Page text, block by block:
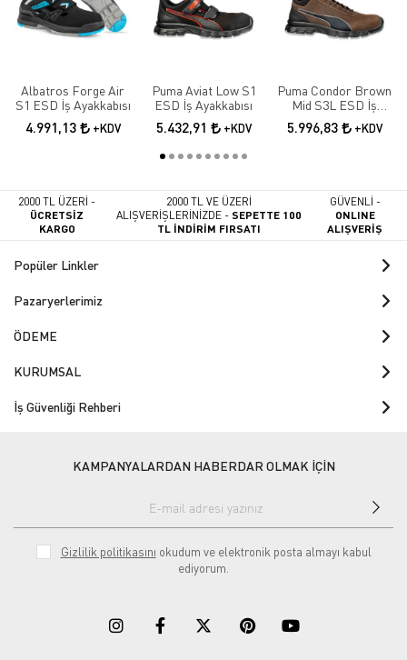
Albatros Forge Air
S1 ESD İş Ayakkabısı
4.991,13 +KDV
Puma Aviat Low S1
ESD İş Ayakkabısı
5.432,91 +KDV
Puma Condor Brown
Mid S3L ESD İş
Ayakkabısı
5.996,83 +KDV
2000 TL ÜZERİ -
ÜCRETSİZ
KARGO
2000 TL VE ÜZERİ
ALIŞVERİŞLERİNİZDE -SEPETTE 100
TL İNDİRİM FIRSATI
GÜVENLİ -
ONLINE
ALIŞVERİŞ
Popüler Linkler
Pazaryerlerimiz
ÖDEME
KURUMSAL
İş Güvenliği Rehberi
KAMPANYALARDAN HABERDAR OLMAK İÇİN
Gizlilik politikasını okudum ve elektronik posta almayı kabul
ediyorum.